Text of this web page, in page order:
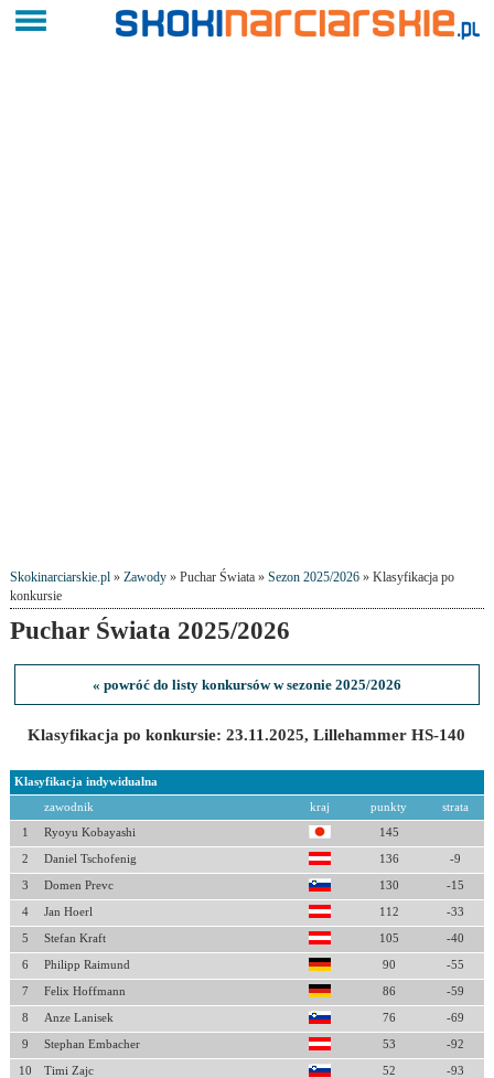
Skokinarciarskie.pl» Zawody» Puchar Świata » Sezon 2025/2026» Klasyfikacja po
konkursie
Puchar Świata 2025/2026
« powróć do listy konkursów w sezonie 2025/2026
Klasyfikacja po konkursie: 23.11.2025, Lillehammer HS-140
Klasyfikacja indywidualna
zawodnik kraj punkty strata
1 Ryoyu Kobayashi 145
2 Daniel Tschofenig 136 -9
3 Domen Prevc 130 -15
4 Jan Hoerl 112 -33
5 Stefan Kraft 105 -40
6 Philipp Raimund 90 -55
7 Felix Hoffmann 86 -59
8 Anze Lanisek 76 -69
9 Stephan Embacher 53 -92
10 Timi Zajc 52 -93